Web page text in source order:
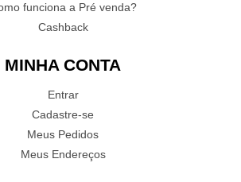
funciona a Pré venda?
Cashback
MINHA CONTA
Entrar
Cadastre-se
Meus Pedidos
Meus Endereços